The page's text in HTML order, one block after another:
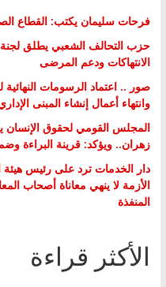
فرحات سليمان يكتب: القطاع
حزب التحالف الشعبي يطلق
الانتهاكات ودعم المرضى
صور .. اعتماد الرسومات النهائية
وانتهاء أعمال إنشاء المبنى
المجلس القومي لحقوق الإنسان
زهران.. ويؤكد: قرينة البراءة
دار الخدمات ترد على رئيس هيئة
الأزمة لا ينهي معاناة أصحاب
المنفذة
الأكثر قراءة